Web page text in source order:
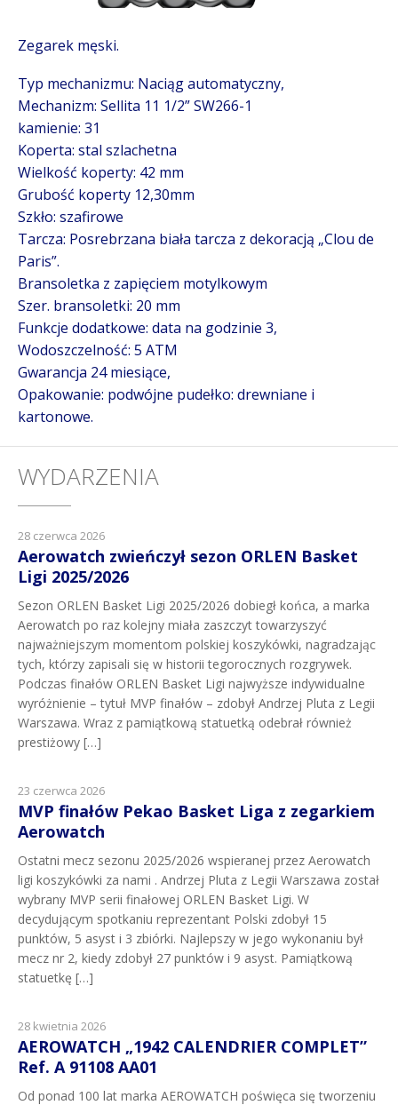
Zegarek męski.
Typ mechanizmu: Naciąg automatyczny,
Mechanizm: Sellita 11 1/2” SW266-1
kamienie: 31
Koperta: stal szlachetna
Wielkość koperty: 42 mm
Grubość koperty 12,30mm
Szkło: szafirowe
Tarcza: Posrebrzana biała tarcza z dekoracją „Clou de
Paris”.
Bransoletka z zapięciem motylkowym
Szer. bransoletki: 20 mm
Funkcje dodatkowe: data na godzinie 3,
Wodoszczelność: 5 ATM
Gwarancja 24 miesiące,
Opakowanie: podwójne pudełko: drewniane i
kartonowe.
WYDARZENIA
28 czerwca 2026
Aerowatch zwieńczył sezon ORLEN Basket
Ligi 2025/2026
Sezon ORLEN Basket Ligi 2025/2026 dobiegł końca, a marka
Aerowatch po raz kolejny miała zaszczyt towarzyszyć
najważniejszym momentom polskiej koszykówki, nagradzając
tych, którzy zapisali się w historii tegorocznych rozgrywek.
Podczas finałów ORLEN Basket Ligi najwyższe indywidualne
wyróżnienie – tytuł MVP finałów – zdobył Andrzej Pluta z Legii
Warszawa. Wraz z pamiątkową statuetką odebrał również
prestiżowy […]
23 czerwca 2026
MVP finałów Pekao Basket Liga z zegarkiem
Aerowatch
Ostatni mecz sezonu 2025/2026 wspieranej przez Aerowatch
ligi koszykówki za nami . Andrzej Pluta z Legii Warszawa został
wybrany MVP serii finałowej ORLEN Basket Ligi. W
decydującym spotkaniu reprezentant Polski zdobył 15
punktów, 5 asyst i 3 zbiórki. Najlepszy w jego wykonaniu był
mecz nr 2, kiedy zdobył 27 punktów i 9 asyst. Pamiątkową
statuetkę […]
28 kwietnia 2026
AEROWATCH „1942 CALENDRIER COMPLET”
Ref. A 91108 AA01
Od ponad 100 lat marka AEROWATCH poświęca się tworzeniu